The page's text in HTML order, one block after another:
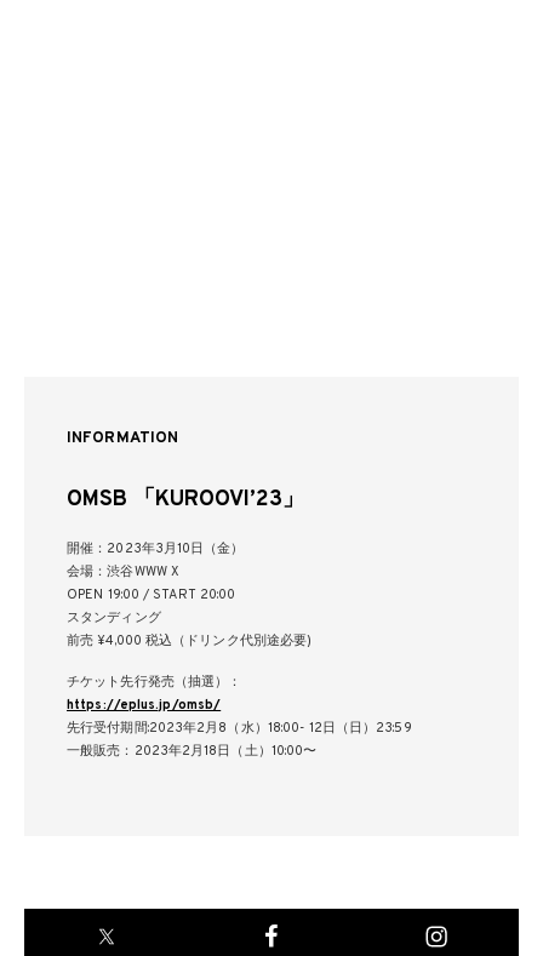
INFORMATION
OMSB 「KUROOVI’23」
開催：2023年3月10日（金）
会場：渋谷WWW X
OPEN 19:00 / START 20:00
スタンディング
前売 ¥4,000 税込（ドリンク代別途必要)
チケット先行発売（抽選）：
https://eplus.jp/omsb/
先行受付期間:2023年2月8（水）18:00- 12日（日）23:59
一般販売：2023年2月18日（土）10:00〜